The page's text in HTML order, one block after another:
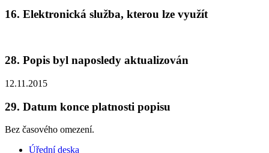
16. Elektronická služba, kterou lze využít
28. Popis byl naposledy aktualizován
12.11.2015
29. Datum konce platnosti popisu
Bez časového omezení.
Úřední deska